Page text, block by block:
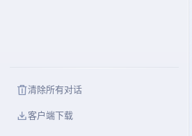
清除所有对话
客户端下载